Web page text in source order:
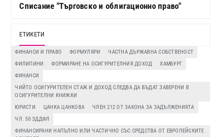
Списание "Търговско и облигационно право"
ЕТИКЕТИ
ФИНАНСИ И ПРАВО ФОРМУЛЯРИ
ЧАСТНА ДЪРЖАВНА СОБСТВЕНОСТ
ФИЛИПИНИ
ФОРМИРАНЕ НА ОСИГУРИТЕЛНИЯ ДОХОД
ХАМБУРГ
ФИНАНСИ
ЧИЙТО ОСИГУРИТЕЛЕН СТАЖ И ДОХОД СЛЕДВА ДА БЪДАТ ЗАВЕРЕНИ В
ОСИГУРИТЕЛНИ КНИЖКИ
ЮРИСТИ
ЦАНКА ЦАНКОВА
ЧЛЕН 212 ОТ ЗАКОНА ЗА ЗАДЪЛЖЕНИЯТА
ЧЛ. 50 ЗДДФЛ
ФИНАНСИРАНИ НАПЪЛНО ИЛИ ЧАСТИЧНО СЪС СРЕДСТВА ОТ ЕВРОПЕЙСКИТЕ